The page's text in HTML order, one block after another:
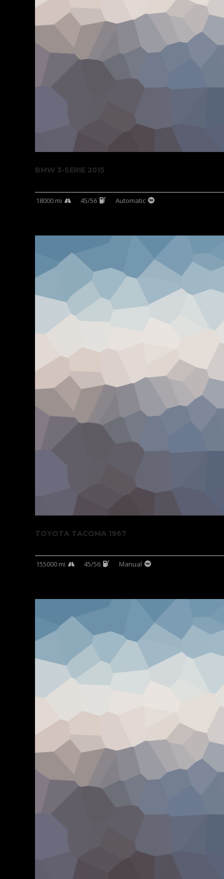
BMW 3-SERIE 2015
18000 mi 45/56 Automatic
TOYOTA TACOMA 1967
155000 mi 45/56 Manual